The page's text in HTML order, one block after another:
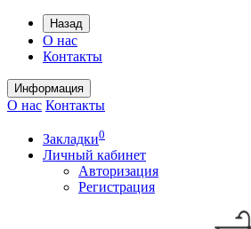
Назад
О нас
Контакты
Информация
О нас Контакты
Закладки0
Личный кабинет
Авторизация
Регистрация